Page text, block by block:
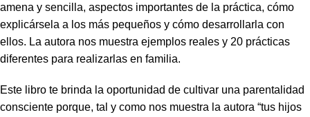
amena y sencilla, aspectos importantes de la práctica, cómo
explicársela a los más pequeños y cómo desarrollarla con
ellos. La autora nos muestra ejemplos reales y 20 prácticas
diferentes para realizarlas en familia.
Este libro te brinda la oportunidad de cultivar una parentalidad
consciente porque, tal y como nos muestra la autora “tus hijos